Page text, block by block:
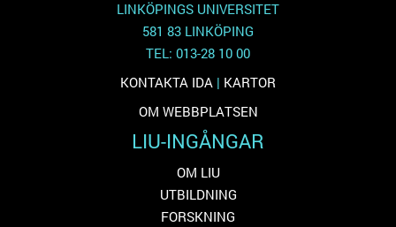
LINKÖPINGS UNIVERSITET
581 83 LINKÖPING
TEL: 013-28 10 00
KONTAKTA IDA | KARTOR
OM WEBBPLATSEN
LIU-INGÅNGAR
OM LIU
UTBILDNING
FORSKNING